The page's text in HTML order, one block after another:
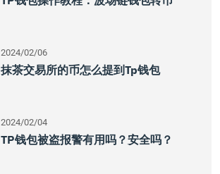
2024/02/06
抹茶交易所的币怎么提到tp钱包
2024/02/04
TP钱包被盗报警有用吗？安全吗？